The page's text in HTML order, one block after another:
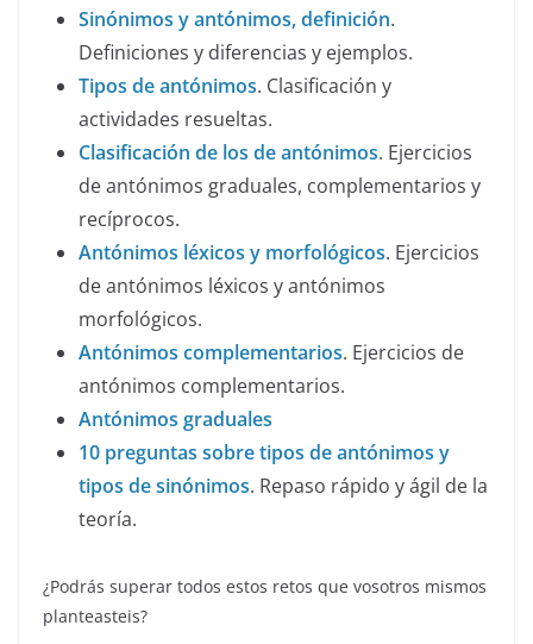
Sinónimos y antónimos, definición.
Definiciones y diferencias y ejemplos.
Tipos de antónimos. Clasificación y
actividades resueltas.
Clasificación de los de antónimos. Ejercicios
de antónimos graduales, complementarios y
recíprocos.
Antónimos léxicos y morfológicos. Ejercicios
de antónimos léxicos y antónimos
morfológicos.
Antónimos complementarios. Ejercicios de
antónimos complementarios.
Antónimos graduales
10 preguntas sobre tipos de antónimos y
tipos de sinónimos. Repaso rápido y ágil de la
teoría.
¿Podrás superar todos estos retos que vosotros mismos
planteasteis?